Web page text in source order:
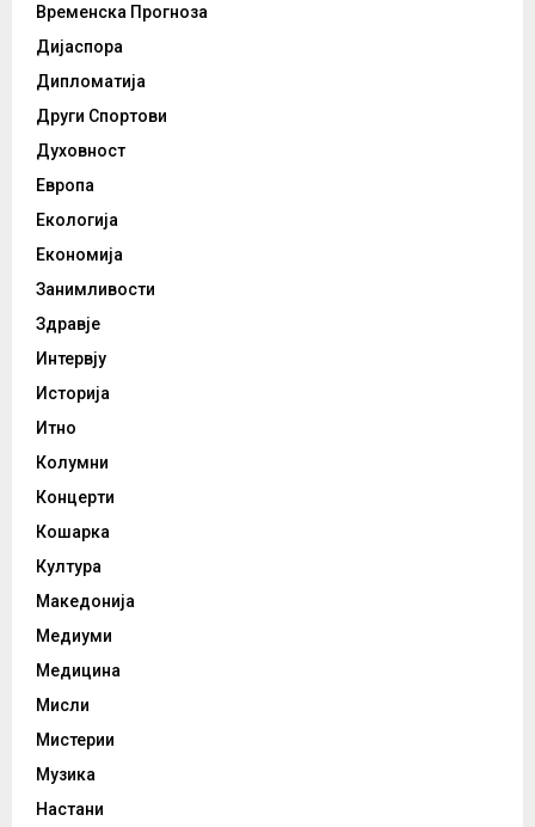
Временска Прогноза
Дијаспора
Дипломатија
Други Спортови
Духовност
Европа
Екологија
Економија
Занимливости
Здравје
Интервју
Историја
Итно
Колумни
Концерти
Кошарка
Култура
Македонија
Медиуми
Медицина
Мисли
Мистерии
Музика
Настани